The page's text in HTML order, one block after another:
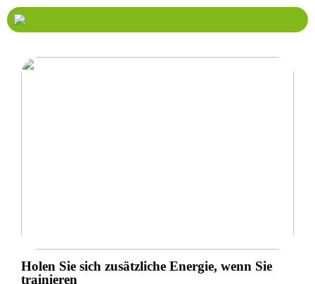
Holen Sie sich zusätzliche Energie, wenn Sie
trainieren